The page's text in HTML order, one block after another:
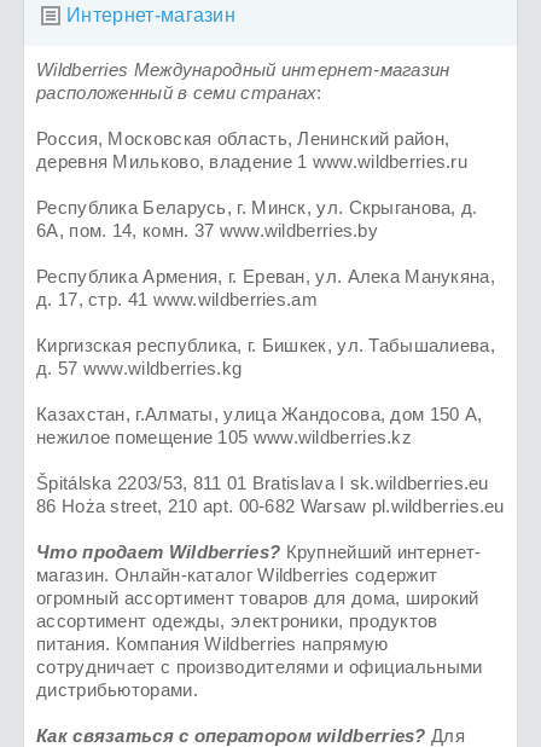
 Интернет-магазин
Wildberries Международный интернет-магазин
расположенный в семи странах:
Россия, Московская область, Ленинский район,
деревня Мильково, владение 1 www.wildberries.ru
Республика Беларусь, г. Минск, ул. Скрыганова, д.
6А, пом. 14, комн. 37 www.wildberries.by
Республика Армения, г. Ереван, ул. Алека Манукяна,
д. 17, стр. 41 www.wildberries.am
Киргизская республика, г. Бишкек, ул. Табышалиева,
д. 57 www.wildberries.kg
Казахстан, г.Алматы, улица Жандосова, дом 150 А,
нежилое помещение 105 www.wildberries.kz
Špitálska 2203/53, 811 01 Bratislava I sk.wildberries.eu
86 Hoża street, 210 apt. 00-682 Warsaw pl.wildberries.eu
Что продает Wildberries? Крупнейший интернет-
магазин. Онлайн-каталог Wildberries содержит
огромный ассортимент товаров для дома, широкий
ассортимент одежды, электроники, продуктов
питания. Компания Wildberries напрямую
сотрудничает с производителями и официальными
дистрибьюторами.
Как связаться с оператором wildberries? Для